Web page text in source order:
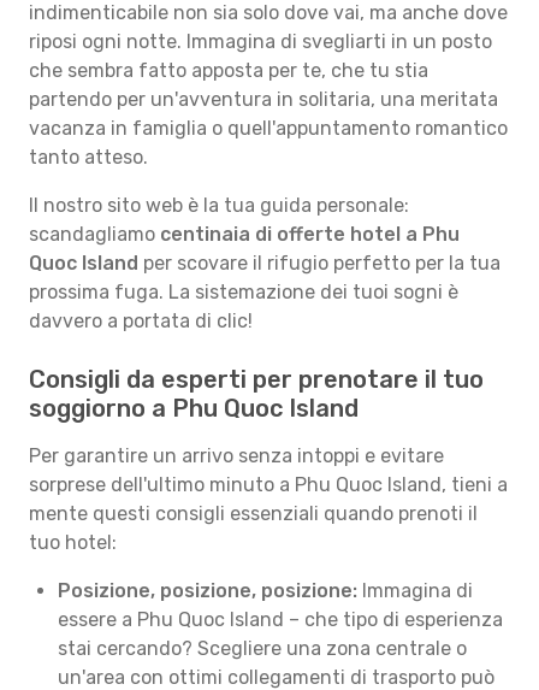
indimenticabile non sia solo dove vai, ma anche dove
riposi ogni notte. Immagina di svegliarti in un posto
che sembra fatto apposta per te, che tu stia
partendo per un'avventura in solitaria, una meritata
vacanza in famiglia o quell'appuntamento romantico
tanto atteso.
Il nostro sito web è la tua guida personale:
scandagliamo centinaia di offerte hotel a Phu
Quoc Island per scovare il rifugio perfetto per la tua
prossima fuga. La sistemazione dei tuoi sogni è
davvero a portata di clic!
Consigli da esperti per prenotare il tuo
soggiorno a Phu Quoc Island
Per garantire un arrivo senza intoppi e evitare
sorprese dell'ultimo minuto a Phu Quoc Island, tieni a
mente questi consigli essenziali quando prenoti il
tuo hotel:
Posizione, posizione, posizione: Immagina di
essere a Phu Quoc Island – che tipo di esperienza
stai cercando? Scegliere una zona centrale o
un'area con ottimi collegamenti di trasporto può